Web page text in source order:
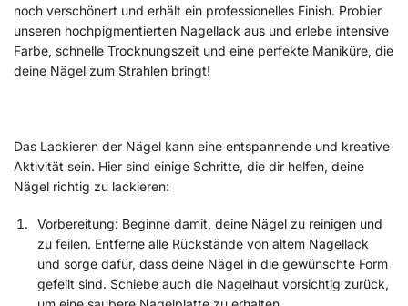
noch verschönert und erhält ein professionelles Finish. Probier
unseren hochpigmentierten Nagellack aus und erlebe intensive
Farbe, schnelle Trocknungszeit und eine perfekte Maniküre, die
deine Nägel zum Strahlen bringt!
Das Lackieren der Nägel kann eine entspannende und kreative
Aktivität sein. Hier sind einige Schritte, die dir helfen, deine
Nägel richtig zu lackieren:
Vorbereitung: Beginne damit, deine Nägel zu reinigen und
zu feilen. Entferne alle Rückstände von altem Nagellack
und sorge dafür, dass deine Nägel in die gewünschte Form
gefeilt sind. Schiebe auch die Nagelhaut vorsichtig zurück,